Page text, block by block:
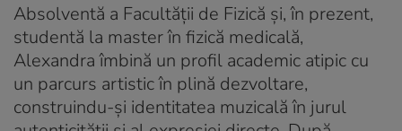
Absolventă a Facultății de Fizică și, în prezent,
studentă la master în fizică medicală,
Alexandra îmbină un profil academic atipic cu
un parcurs artistic în plină dezvoltare,
construindu-și identitatea muzicală în jurul